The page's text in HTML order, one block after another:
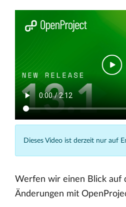
Dieses Video ist derzeit nur auf
Werfen wir einen Blick auf
Änderungen mit